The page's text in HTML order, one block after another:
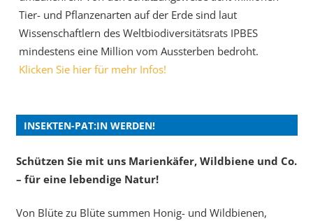
Tier- und Pflanzenarten auf der Erde sind laut
Wissenschaftlern des Weltbiodiversitätsrats IPBES
mindestens eine Million vom Aussterben bedroht.
Klicken Sie hier für mehr Infos!
INSEKTEN-PAT:IN WERDEN!
Schützen Sie mit uns Marienkäfer, Wildbiene und Co.
– für eine lebendige Natur!
Von Blüte zu Blüte summen Honig- und Wildbienen,